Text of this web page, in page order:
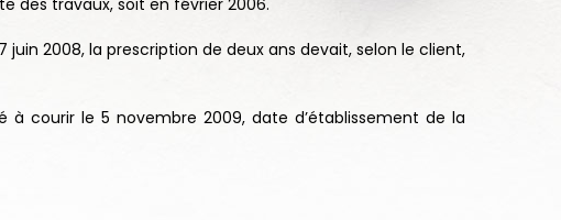
des travaux, soit en février 2006.
2008, la prescription de deux ans devait, selon le client,
courir le 5 novembre 2009, date d’établissement de la